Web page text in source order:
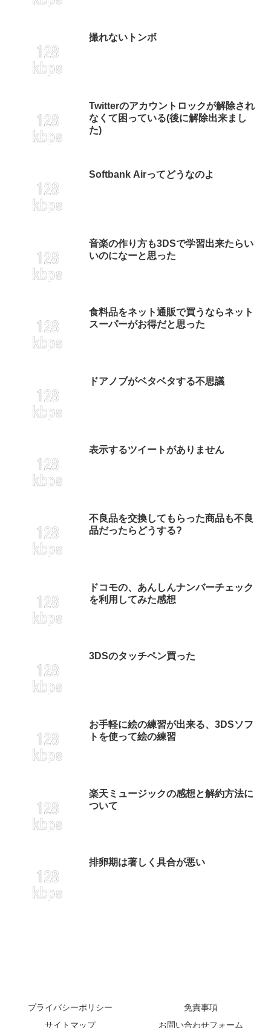
撮れないトンボ
Twitterのアカウントロックが解除され
なくて困っている(後に解除出来まし
た)
Softbank Airってどうなのよ
音楽の作り方も3DSで学習出来たらい
いのになーと思った
食料品をネット通販で買うならネット
スーパーがお得だと思った
ドアノブがベタベタする不思議
表示するツイートがありません
不良品を交換してもらった商品も不良
品だったらどうする?
ドコモの、あんしんナンバーチェック
を利用してみた感想
3DSのタッチペン買った
お手軽に絵の練習が出来る、3DSソフ
トを使って絵の練習
楽天ミュージックの感想と解約方法に
ついて
排卵期は著しく具合が悪い
プライバシーポリシー
免責事項
サイトマップ
お問い合わせフォーム